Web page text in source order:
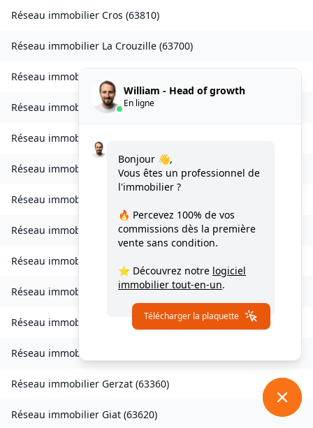
Réseau immobilier Cros (63810)
Réseau immobilier La Crouzille (63700)
Réseau immobilier
Réseau immobilierDurmignat(
Réseau immobilier
Réseau immobilier Égliseneuve-des-Liards(63490
Réseau immobilier
Réseau immobilier Escoutoux(63300)
Réseau immobilier
Réseau immobilier Espirat(63160)
Réseau immobilier Fayet-Ronaye(63630)
Réseau immobilier
Réseau immobilier Gerzat (63360)
Réseau immobilier Giat (63620)
William - Head of growth
En ligne
Bonjour 👋,
Vous êtes un professionnel de
l'immobilier ?
🔥 Percevez 100% de vos
commissions dès la première
vente sans condition.
⭐ Découvrez notre logiciel
immobilier tout-en-un.
Télécharger la plaquette